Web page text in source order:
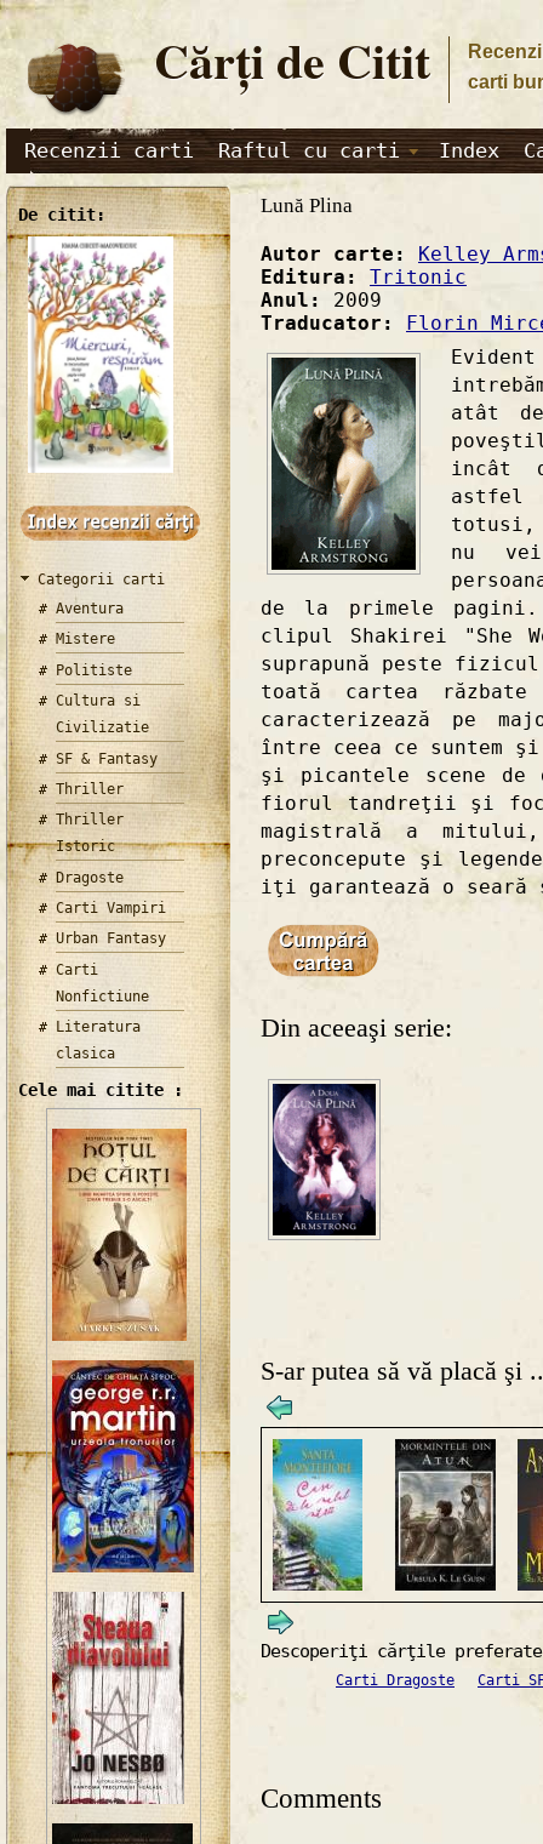
Cărţi de Citit
carti
Recenzii carti Raftul cu carti Index
De citit:
Categorii carti
Aventura
Mistere
Politiste
Cultura si
Civilizatie
SF & Fantasy
Thriller
Thriller
Istoric
Dragoste
Carti Vampiri
Urban Fantasy
Carti
Nonfictiune
Literatura
clasica
Cele mai citite :
Lună Plina
Autor carte: Kelley
Editura: Tritonic
Anul: 2009
Traducator: Florin
atât
incât
astfel
nu
de la primele
clipul Shakirei "She
suprapună peste
toată cartea
caracterizează pe
între ceea ce suntem
şi picantele scene
fiorul tandreţii şi
magistrală a
preconcepute şi
iţi garantează o seară
Din aceeaşi serie:
S-ar putea să vă placă şi
Descoperiţi cărţile
Carti Dragoste Carti
Comments